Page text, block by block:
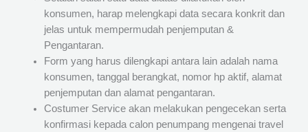
konsumen, harap melengkapi data secara konkrit dan
jelas untuk mempermudah penjemputan &
Pengantaran.
Form yang harus dilengkapi antara lain adalah nama
konsumen, tanggal berangkat, nomor hp aktif, alamat
penjemputan dan alamat pengantaran.
Costumer Service akan melakukan pengecekan serta
konfirmasi kepada calon penumpang mengenai travel